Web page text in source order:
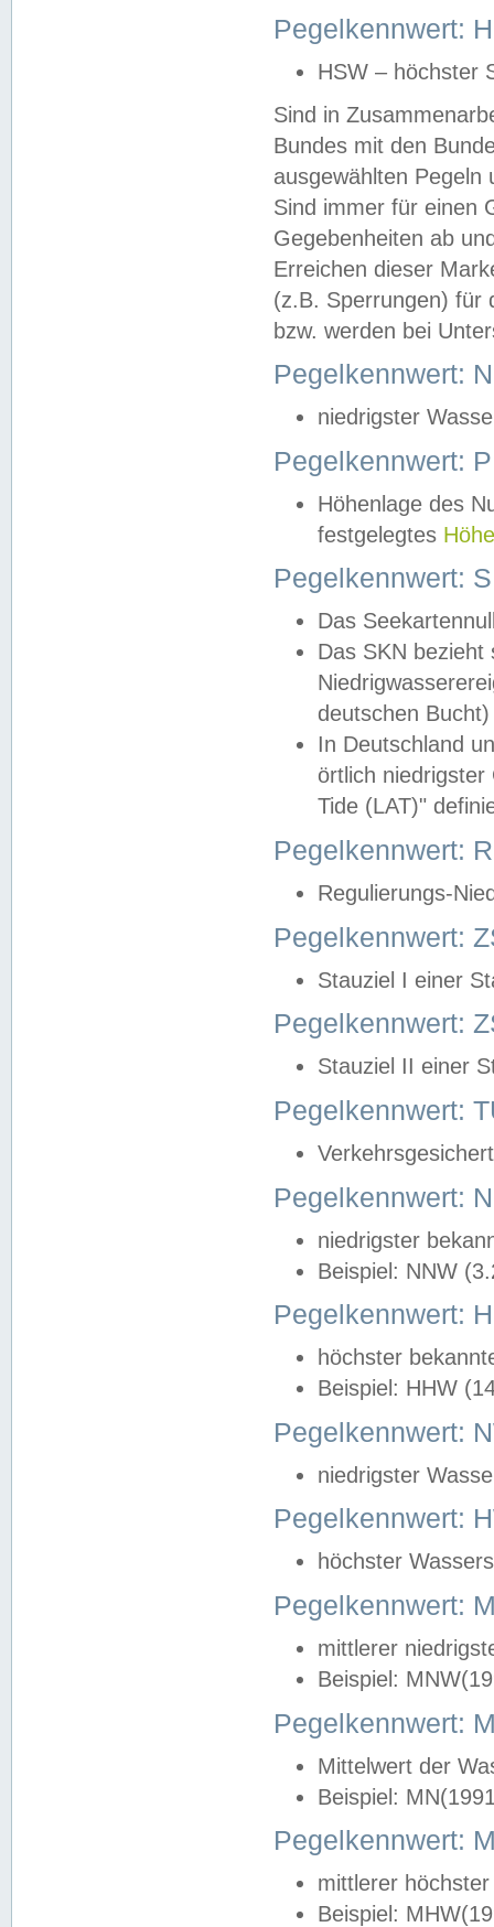
Pegelkennwert:
HSW – höchster
Sind in
Bundes mit den
ausgewählten
Sind immer für einen
Gegebenheiten ab
Erreichen dieser
(z.B. Sperrungen) für
bzw. werden bei
Pegelkennwert:
niedrigster
Pegelkennwert:
Höhenlage des
festgelegtes
Pegelkennwert:
Das
Das SKN
deutschen
In Deutschland
örtlich
Tide (LAT)"
Pegelkennwert:
Regulierungs-
Pegelkennwert:
Stauziel I einer
Pegelkennwert:
Stauziel II einer
Pegelkennwert:
Pegelkennwert:
niedrigster
Beispiel: NNW
Pegelkennwert:
höchster
Beispiel: HHW
Pegelkennwert:
niedrigster
Pegelkennwert:
höchster
Pegelkennwert:
mittlerer
Beispiel:
Pegelkennwert:
Mittelwert der
Beispiel:
Pegelkennwert:
mittlerer
Beispiel: